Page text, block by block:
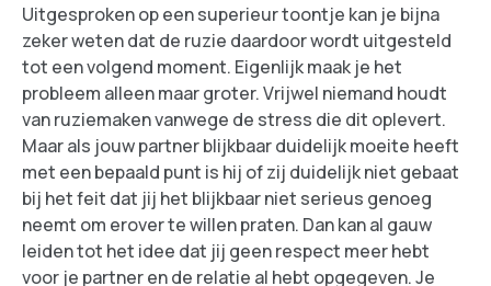
Uitgesproken op een superieur toontje kan je bijna
zeker weten dat de ruzie daardoor wordt uitgesteld
tot een volgend moment. Eigenlijk maak je het
probleem alleen maar groter. Vrijwel niemand houdt
van ruziemaken vanwege de stress die dit oplevert.
Maar als jouw partner blijkbaar duidelijk moeite heeft
met een bepaald punt is hij of zij duidelijk niet gebaat
bij het feit dat jij het blijkbaar niet serieus genoeg
neemt om erover te willen praten. Dan kan al gauw
leiden tot het idee dat jij geen respect meer hebt
voor je partner en de relatie al hebt opgegeven. Je